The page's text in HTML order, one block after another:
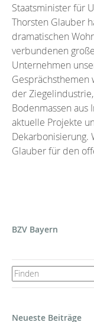
Staatsminister für
Thorsten Glauber
dramatischen
verbundenen
Unternehmen
Gesprächsthemen
der
Bodenmassen
aktuelle Projekte
Dekarbonisierung.
Glauber für den
BZV Bayern
Neueste Beiträge